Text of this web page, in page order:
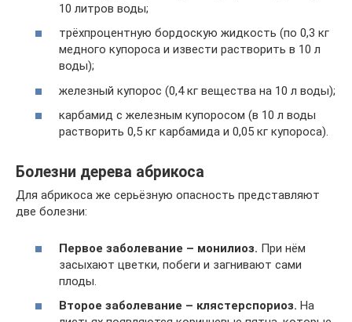
10 литров воды;
трёхпроцентную бордоскую жидкость (по 0,3 кг
медного купороса и извести растворить в 10 л
воды);
железный купорос (0,4 кг вещества на 10 л воды);
карбамид с железным купоросом (в 10 л воды
растворить 0,5 кг карбамида и 0,05 кг купороса).
Болезни дерева абрикоса
Для абрикоса же серьёзную опасность представляют
две болезни:
Первое заболевание – монилиоз. При нём
засыхают цветки, побеги и загнивают сами
плоды.
Второе заболевание – клястерспориоз. На